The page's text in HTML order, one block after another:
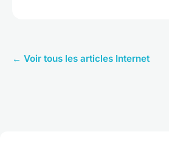
← Voir tous les articles Internet